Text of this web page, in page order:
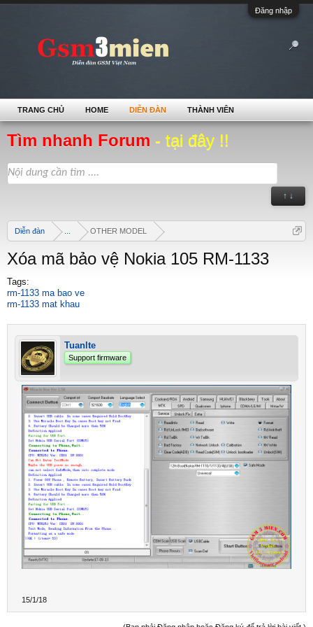
Đăng nhập
Tìm nhanh Forum - tại đây !!
↑ ↓
Diễn đàn OTHER MODEL
Xóa mã bảo vệ Nokia 105 RM-1133
Tags:
rm-1133 ma bao ve
rm-1133 mat khau
Tuanlte
Support firmware
15/1/18
TRANG CHỦ HOME DIỄN ĐÀN THÀNH VIÊN